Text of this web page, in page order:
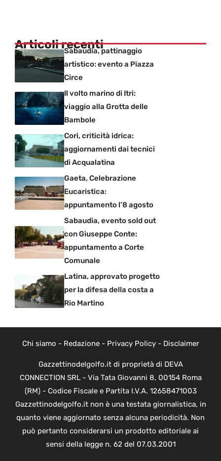
Articoli recentiSabaudia, pattinaggio
artistico: evento a Piazza
Circe
Il volto marino di Itri:
viaggio alla Grotta delle
Bambole
Cori, criticità idrica:
aggiornamenti dai tecnici
di Acqualatina
Gaeta, Celebrazione
Eucaristica:
appuntamento l’8 agosto
Sabaudia, evento sold out
con Giuseppe Conte:
appuntamento a Corte
Comunale
Latina, approvato progetto
per la difesa della costa a
Rio Martino
Chi siamo - Redazione- Privacy Policy- Disclaimer
Gazzettinodelgolfo.it di proprietà di DEVA
CONNECTION SRL - Via Tata Giovanni 8, 00154 Roma
(RM) - Codice Fiscale e Partita I.V.A. 12658471003
Gazzettinodelgolfo.it non è una testata giornalistica, in
quanto viene aggiornato senza alcuna periodicità. Non
può pertanto considerarsi un prodotto editoriale ai
sensi della legge n. 62 del 07.03.2001